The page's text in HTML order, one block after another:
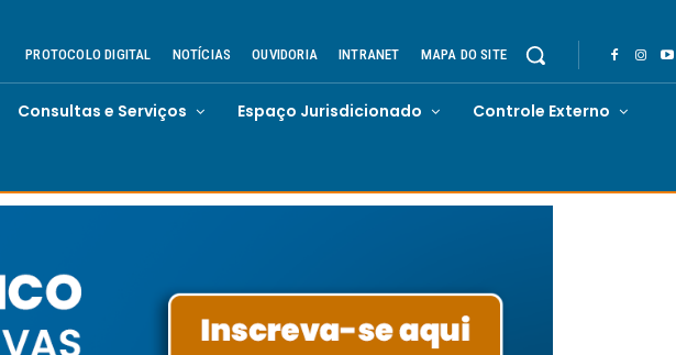
PROTOCOLO DIGITAL NOTÍCIAS OUVIDORIA INTRANET MAPA DO SITE
Consultas e Serviços Espaço Jurisdicionado Controle Externo